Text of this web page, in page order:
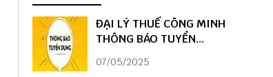
ĐẠI LÝ THUẾ CÔNG MINH
THÔNG BÁO TUYỂN
DỤNG
07/05/2025